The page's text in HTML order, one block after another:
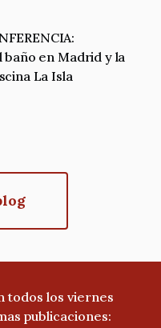
en Madrid y la
La Isla
todos los viernes
publicaciones: